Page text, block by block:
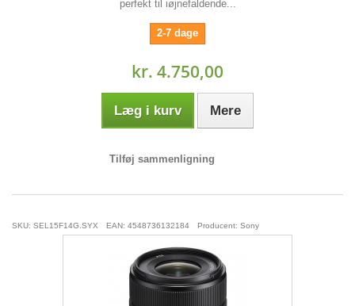
perfekt til iøjnefaldende...
2-7 dage
kr. 4.750,00
Læg i kurv Mere
Tilføj sammenligning
SKU: SEL15F14G.SYX EAN: 4548736132184 Producent: Sony